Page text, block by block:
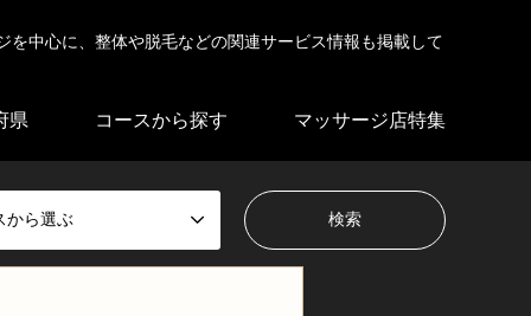
中心に、整体や脱毛などの関連サービス情報も掲載して
県 コースから探す マッサージ店特集
から選ぶ